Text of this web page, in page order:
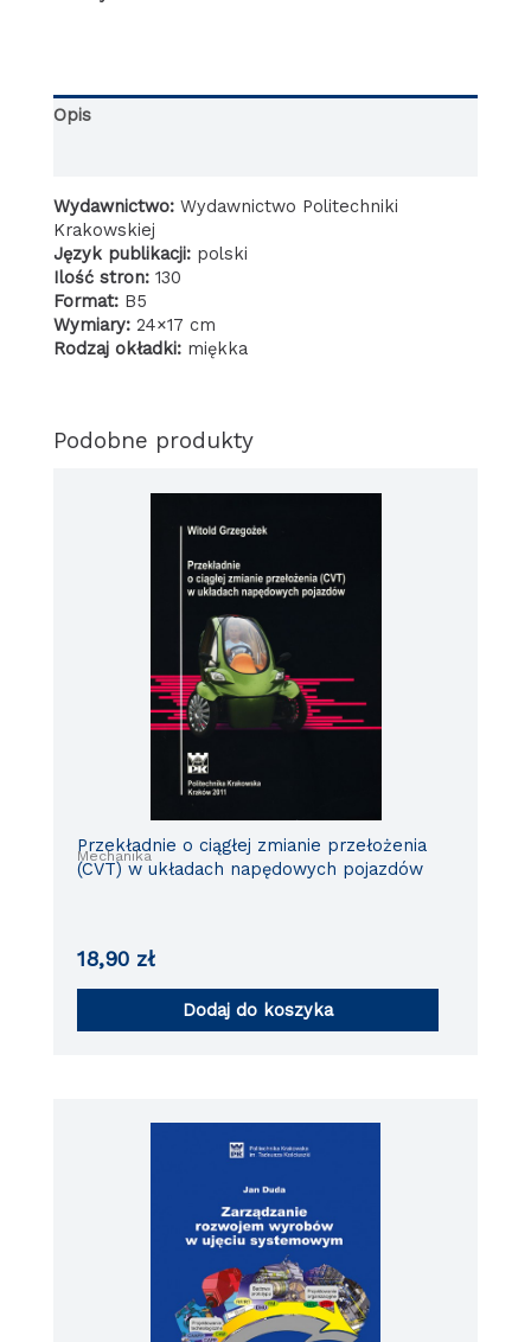
urzadzeń
energetycznych
Opis
Wydawnictwo: Wydawnictwo Politechniki
Krakowskiej
Język publikacji: polski
Ilość stron: 130
Format: B5
Wymiary: 24×17 cm
Rodzaj okładki: miękka
Podobne produkty
Mechanika
Przekładnie o ciągłej zmianie przełożenia
(CVT) w układach napędowych pojazdów
18,90 zł
Dodaj do koszyka